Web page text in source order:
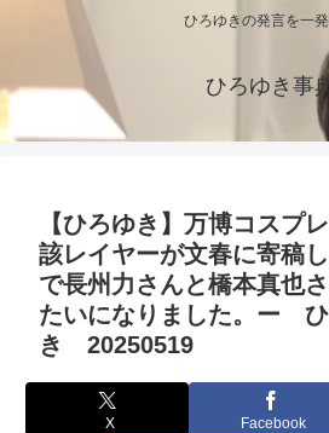
ひろゆきの発言を一
ひろゆき事
【ひろゆき】万博コスプ
該レイヤーが文春に寄稿
で長州力さんと橋本真也
たいになりました。ー
き 20250519
X Facebook